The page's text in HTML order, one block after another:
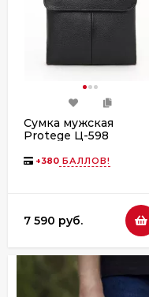
Сумка мужская
Protege Ц-598
+380 БАЛЛОВ!
7 590 руб.